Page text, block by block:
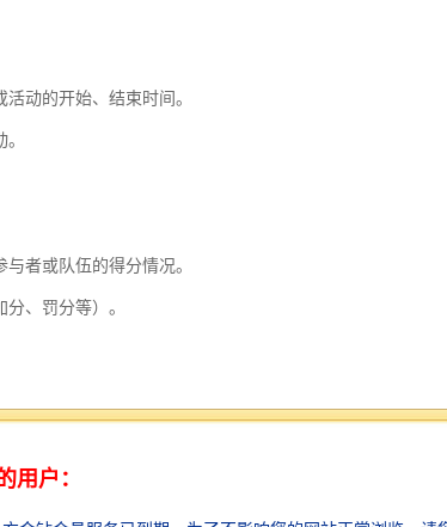
动的开始、结束时间。
者或队伍的得分情况。
、罚分等）。
面，便于裁判和工作人员使用。